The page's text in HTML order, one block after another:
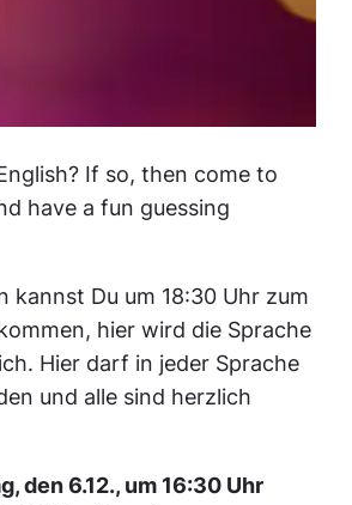
If so, then come to
have a fun guessing
kannst Du um 18:30 Uhr zum
hier wird die Sprache
Hier darf in jeder Sprache
und alle sind herzlich
den 6.12., um 16:30 Uhr